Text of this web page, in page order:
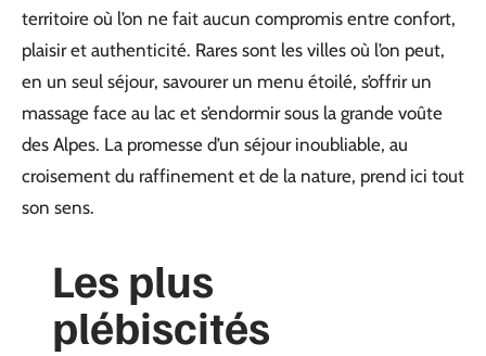
territoire où l’on ne fait aucun compromis entre confort,
plaisir et authenticité. Rares sont les villes où l’on peut,
en un seul séjour, savourer un menu étoilé, s’offrir un
massage face au lac et s’endormir sous la grande voûte
des Alpes. La promesse d’un séjour inoubliable, au
croisement du raffinement et de la nature, prend ici tout
son sens.
Les plus
plébiscités